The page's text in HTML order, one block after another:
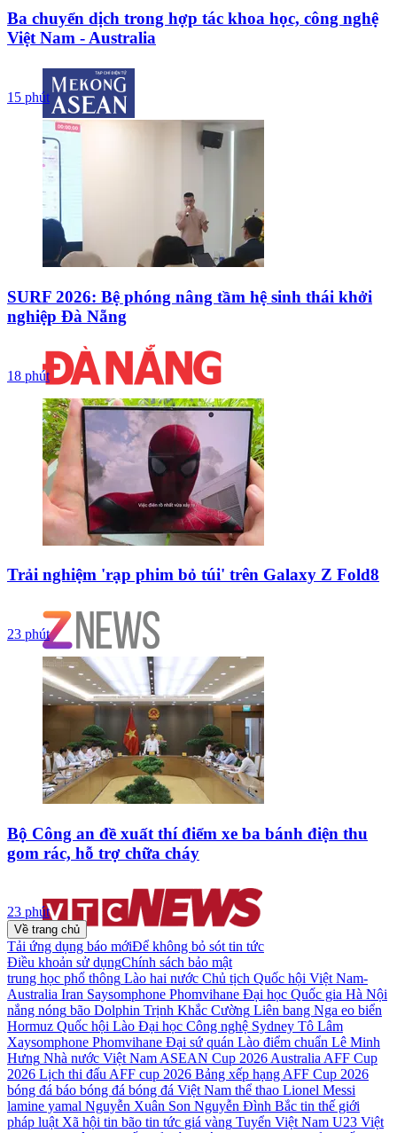
Ba chuyển dịch trong hợp tác khoa học, công nghệ
Việt Nam - Australia
15 phút
SURF 2026: Bệ phóng nâng tầm hệ sinh thái khởi
nghiệp Đà Nẵng
18 phút
Trải nghiệm 'rạp phim bỏ túi' trên Galaxy Z Fold8
23 phút
Bộ Công an đề xuất thí điểm xe ba bánh điện thu
gom rác, hỗ trợ chữa cháy
23 phút
Về trang chủ
Tải ứng dụng báo mớiĐể không bỏ sót tin tức
Điều khoản sử dụngChính sách bảo mật
trung học phổ thông Lào hai nước Chủ tịch Quốc hội Việt Nam-
Australia Iran Saysomphone Phomvihane Đại học Quốc gia Hà Nội
nắng nóng bão Dolphin Trịnh Khắc Cường Liên bang Nga eo biển
Hormuz Quốc hội Lào Đại học Công nghệ Sydney Tô Lâm
Xaysomphone Phomvihane Đại sứ quán Lào điểm chuẩn Lê Minh
Hưng Nhà nước Việt Nam ASEAN Cup 2026 Australia AFF Cup
2026 Lịch thi đấu AFF cup 2026 Bảng xếp hạng AFF Cup 2026
bóng đá báo bóng đá bóng đá Việt Nam thể thao Lionel Messi
lamine yamal Nguyễn Xuân Son Nguyễn Đình Bắc tin thế giới
pháp luật Xã hội tin bão tin tức giá vàng Tuyển Việt Nam U23 Việt